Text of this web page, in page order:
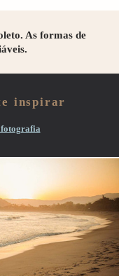
As formas de
inspirar